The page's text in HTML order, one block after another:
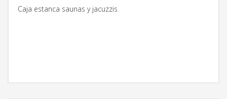
Caja estanca saunas y jacuzzis